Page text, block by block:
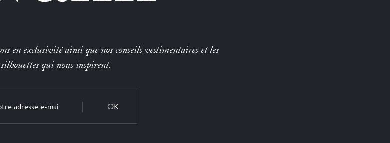
en exclusivité ainsi que nos conseils vestimentaires et les
silhouettes qui nous inspirent.
OK